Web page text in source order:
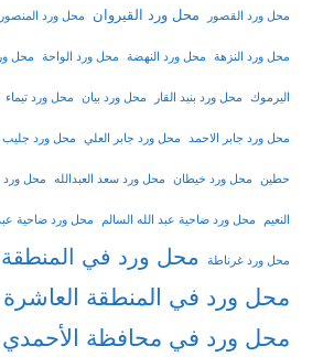
محل ورد القصور محل ورد القيروان محل ورد
محل ورد النزهة محل ورد النهضة محل ورد الواحة محل
اليرموك محل ورد بنيد القار محل ورد بيان محل ورد تيماء
محل ورد جابر الاحمد محل ورد جابر العلي محل ورد جليب
حطين محل ورد خيطان محل ورد سعد العبدالله محل
النعيم محل ورد ضاحية عبد الله السالم محل ورد ضاحية
محل ورد غرناطة
محل ورد في المنطقة
محل ورد في المنطقة العاشرة
محل ورد في محافظة الأحمدي